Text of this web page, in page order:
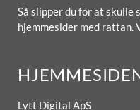
Så slipper du for at skulle
hjemmesider med rattan.
Lytt Digital ApS